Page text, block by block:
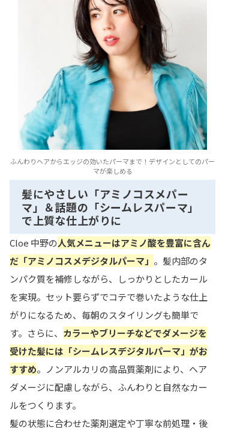
ふんわりヘアからエッジの効いたパーマまで！デザインとしてのパー
マが楽しめる
髪にやさしい「アミノコスメパー
マ」＆話題の「シームレスパーマ」
で上質な仕上がりに
Cloe 中野の人気メニューはアミノ酸を豊富に含ん
だ「アミノコスメデジタルパーマ」 。髪内部のタ
ンパク質を補修しながら、しっかりとしたカール
を実現。セット要らずでコテで巻いたような仕上
がりになるため、毎朝のスタイリングも簡単で
す。さらに、 カラーやブリーチなどでダメージを
受けた髪には「シームレスデジタルパーマ」がお
すすめ。ノンアルカリの高品質薬剤により、ヘア
ダメージに配慮しながら、ふんわりと自然なカー
ルをつくります。
髪の状態に合わせた薬剤選定や丁寧な前処理・後